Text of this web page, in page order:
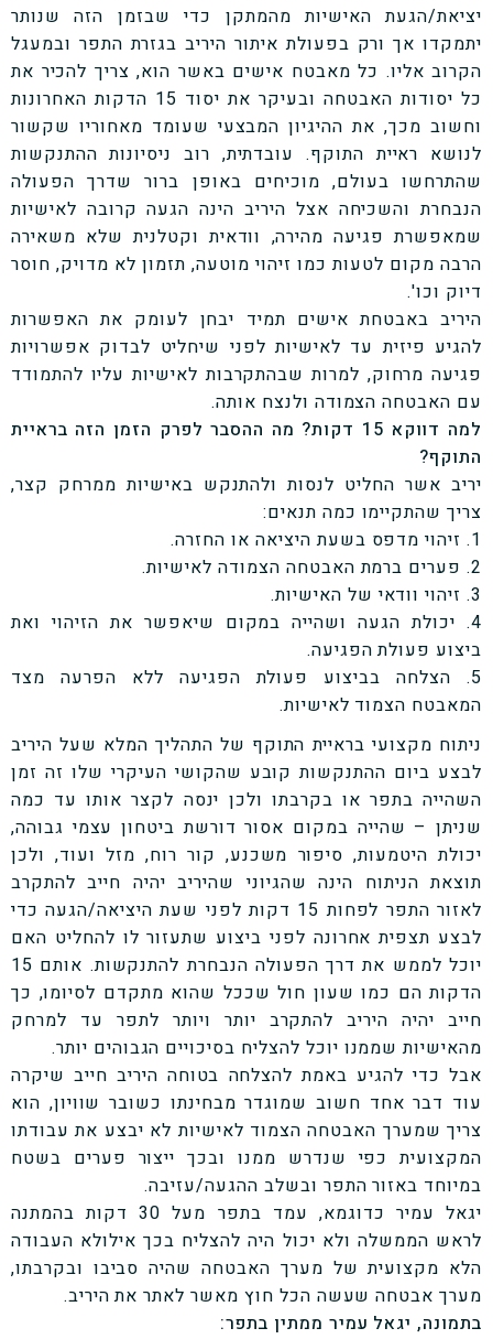
יציאת/הגעת האישיות מהמתקן כדי שבזמן הזה שנותר
יתמקדו אך ורק בפעולת איתור היריב בגזרת התפר ובמעגל
הקרוב אליו. כל מאבטח אישים באשר הוא, צריך להכיר את
כל יסודות האבטחה ובעיקר את יסוד 15 הדקות האחרונות
וחשוב מכך, את ההיגיון המבצעי שעומד מאחוריו שקשור
לנושא ראיית התוקף. עובדתית, רוב ניסיונות ההתנקשות
שהתרחשו בעולם, מוכיחים באופן ברור שדרך הפעולה
הנבחרת והשכיחה אצל היריב הינה הגעה קרובה לאישיות
שמאפשרת פגיעה מהירה, וודאית וקטלנית שלא משאירה
הרבה מקום לטעות כמו זיהוי מוטעה, תזמון לא מדויק, חוסר
דיוק וכו'.
היריב באבטחת אישים תמיד יבחן לעומק את האפשרות
להגיע פיזית עד לאישיות לפני שיחליט לבדוק אפשרויות
פגיעה מרחוק, למרות שבהתקרבות לאישיות עליו להתמודד
עם האבטחה הצמודה ולנצח אותה.
למה דווקא 15 דקות? מה ההסבר לפרק הזמן הזה בראיית
התוקף?
יריב אשר החליט לנסות ולהתנקש באישיות ממרחק קצר,
צריך שהתקיימו כמה תנאים:
1. זיהוי מדפס בשעת היציאה או החזרה.
2. פערים ברמת האבטחה הצמודה לאישיות.
3. זיהוי וודאי של האישיות.
4. יכולת הגעה ושהייה במקום שיאפשר את הזיהוי ואת
ביצוע פעולת הפגיעה.
5. הצלחה בביצוע פעולת הפגיעה ללא הפרעה מצד
המאבטח הצמוד לאישיות.
ניתוח מקצועי בראיית התוקף של התהליך המלא שעל היריב
לבצע ביום ההתנקשות קובע שהקושי העיקרי שלו זה זמן
השהייה בתפר או בקרבתו ולכן ינסה לקצר אותו עד כמה
שניתן – שהייה במקום אסור דורשת ביטחון עצמי גבוהה,
יכולת היטמעות, סיפור משכנע, קור רוח, מזל ועוד, ולכן
תוצאת הניתוח הינה שהגיוני שהיריב יהיה חייב להתקרב
לאזור התפר לפחות 15 דקות לפני שעת היציאה/הגעה כדי
לבצע תצפית אחרונה לפני ביצוע שתעזור לו להחליט האם
יוכל לממש את דרך הפעולה הנבחרת להתנקשות. אותם 15
הדקות הם כמו שעון חול שככל שהוא מתקדם לסיומו, כך
חייב יהיה היריב להתקרב יותר ויותר לתפר עד למרחק
מהאישיות שממנו יוכל להצליח בסיכויים הגבוהים יותר.
אבל כדי להגיע באמת להצלחה בטוחה היריב חייב שיקרה
עוד דבר אחד חשוב שמוגדר מבחינתו כשובר שוויון, הוא
צריך שמערך האבטחה הצמוד לאישיות לא יבצע את עבודתו
המקצועית כפי שנדרש ממנו ובכך ייצור פערים בשטח
במיוחד באזור התפר ובשלב ההגעה/עזיבה.
יגאל עמיר כדוגמא, עמד בתפר מעל 30 דקות בהמתנה
לראש הממשלה ולא יכול היה להצליח בכך אילולא העבודה
הלא מקצועית של מערך האבטחה שהיה סביבו ובקרבתו,
מערך אבטחה שעשה הכל חוץ מאשר לאתר את היריב.
בתמונה, יגאל עמיר ממתין בתפר: